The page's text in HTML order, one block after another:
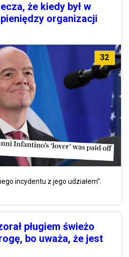
że kiedy był w
pieniędzy organizacji
32
incydentu z jego udziałem".
pługiem świeżo
bo uważa, że jest